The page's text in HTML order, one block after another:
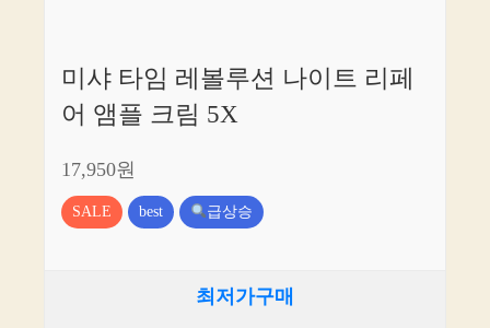
미샤 타임 레볼루션 나이트 리페
어 앰플 크림 5X
17,950원
SALE best 급상승
최저가구매